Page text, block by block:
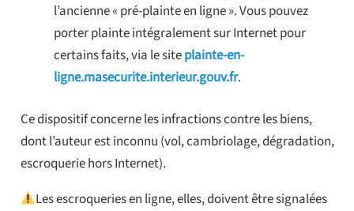
l’ancienne « pré-plainte en ligne ». Vous pouvez
porter plainte intégralement sur Internet pour
certains faits, via le siteplainte-en-
ligne.masecurite.interieur.gouv.fr.
Ce dispositif concerne les infractions contre les biens,
dont l’auteur est inconnu (vol, cambriolage, dégradation,
escroquerie hors Internet).
Les escroqueries en ligne, elles, doivent être signalées